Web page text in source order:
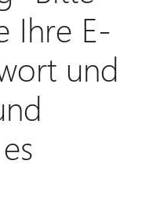
Ihre E-
und